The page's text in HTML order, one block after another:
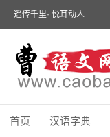
遥传千里· 悦耳动人
首页 汉语字典